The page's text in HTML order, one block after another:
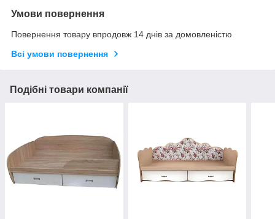
Умови повернення
Повернення товару впродовж 14 днів за домовленістю
Всі умови повернення
Подібні товари компанії